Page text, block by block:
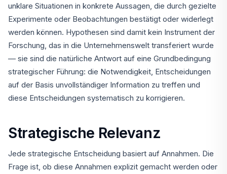
unklare Situationen in konkrete Aussagen, die durch gezielte
Experimente oder Beobachtungen bestätigt oder widerlegt
werden können. Hypothesen sind damit kein Instrument der
Forschung, das in die Unternehmenswelt transferiert wurde
— sie sind die natürliche Antwort auf eine Grundbedingung
strategischer Führung: die Notwendigkeit, Entscheidungen
auf der Basis unvollständiger Information zu treffen und
diese Entscheidungen systematisch zu korrigieren.
Strategische Relevanz
Jede strategische Entscheidung basiert auf Annahmen. Die
Frage ist, ob diese Annahmen explizit gemacht werden oder